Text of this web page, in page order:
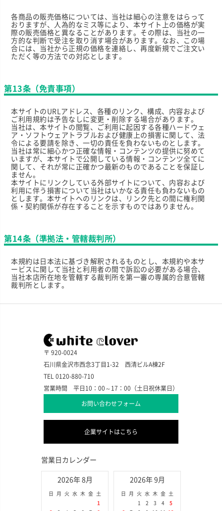
各商品の販売価格については、当社は細心の注意をはらって
おりますが、人為的なミス等により、本サイト上の価格が実
際の販売価格と異なることがあります。その際は、当社の一
方的な判断で受注を取り消す場合があります。なお、この場
合には、当社から正規の価格を連絡し、再度新規でご注文い
ただく等の方法での対応とします。
第13条（免責事項）
本サイトのURLアドレス、各種のリンク、構成、内容および
ご利用規約は予告なしに変更・削除する場合があります。
当社は、本サイトの閲覧、ご利用に起因する各種ハードウェ
ア・ソフトウェアトラブルおよび健康上の損害に関して、法
令による要請を除き、一切の責任を負わないものとします。
当社は常に細心かつ正確な情報・コンテンツの提供に努めて
いますが、本サイトで公開している情報・コンテンツ全てに
関して、それが常に正確かつ最新のものであることを保証し
ません。
本サイトにリンクしている外部サイトについて、内容および
利用に伴う損害について当社はいかなる責任も負わないもの
とします。本サイトへのリンクは、リンク先との間に権利関
係・契約関係が存在することを示すものではありません。
第14条（準拠法・管轄裁判所）
本規約は日本法に基づき解釈されるものとし、本規約や本サ
ービスに関して当社と利用者の間で訴訟の必要がある場合、
当社本店所在地を管轄する裁判所を第一審の専属的合意管轄
裁判所とします。
〒 920-0024
石川県金沢市西念3丁目1-32 西清ビルA棟2F
TEL 0120-880-710
営業時間 平日10：00～17：00（土日祝休業日）
お問い合わせフォーム
企業サイトはこちら
営業日カレンダー
2026年 8月
日 月 火 水 木 金
土
1
2026年 9月
日 月 火 水 木 金
土
1
2 3 4
5